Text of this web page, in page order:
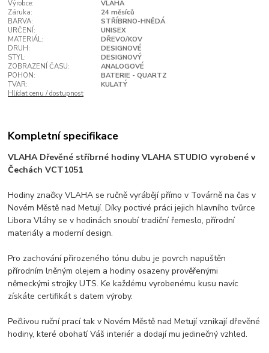
Výrobce:
VLAHA
Záruka:
24 měsíců
BARVA:
STŘÍBRNO-HNĚDÁ
URČENÍ:
UNISEX
MATERIÁL:
DŘEVO/KOV
DRUH:
DESIGNOVÉ
STYL:
DESIGNOVÝ
ZOBRAZENÍ ČASU:
ANALOGOVÉ
POHON:
BATERIE - QUARTZ
TVAR:
KULATÝ
Hlídat cenu / dostupnost
Kompletní specifikace
VLAHA Dřevěné stříbrné hodiny VLAHA STUDIO vyrobené v
Čechách VCT1051
Hodiny značky VLAHA se ručně vyrábějí přímo v Továrně na čas v
Novém Městě nad Metují. Díky poctivé práci jejich hlavního tvůrce
Libora Vláhy se v hodinách snoubí tradiční řemeslo, přírodní
materiály a moderní design.
Pro zachování přirozeného tónu dubu je povrch napuštěn
přírodním lněným olejem a hodiny osazeny prověřenými
německými strojky UTS. Ke každému vyrobenému kusu navíc
získáte certifikát s datem výroby.
Pečlivou ruční prací tak v Novém Městě nad Metují vznikají dřevěné
hodiny, které obohatí Váš interiér a dodají mu jedinečný vzhled.